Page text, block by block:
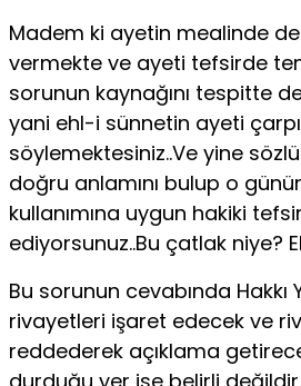
Madem ki ayetin mealinde
vermekte ve ayeti tefsirde
sorunun kaynağını tespitte
yani ehl-i sünnetin ayeti
söylemektesiniz..Ve yine
doğru anlamını bulup o
kullanımına uygun hakiki
ediyorsunuz..Bu çatlak niye?
Bu sorunun cevabında Hakkı
rivayetleri işaret edecek ve
reddederek açıklama